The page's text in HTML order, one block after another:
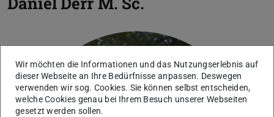
Wir möchten die Informationen und das Nutzungserlebnis auf
dieser Webseite an Ihre Bedürfnisse anpassen. Deswegen
verwenden wir sog. Cookies. Sie können selbst entscheiden,
welche Cookies genau bei Ihrem Besuch unserer Webseiten
gesetzt werden sollen.